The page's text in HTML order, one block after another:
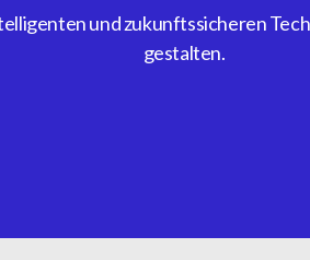
und zukunftssicheren
gestalten.